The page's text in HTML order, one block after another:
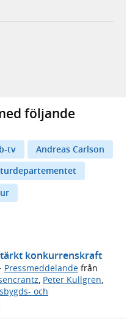
flik, extern webbplats,
webbplats,
extern webbplats,
följande
tv
Andreas Carlson
konkurrenskraft
· Pressmeddelande från
, Peter Kullgren,
och